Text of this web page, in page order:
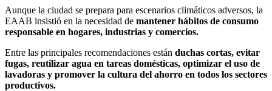
Aunque la ciudad se prepara para escenarios climáticos adversos, la
EAAB insistió en la necesidad de mantener hábitos de consumo
responsable en hogares, industrias y comercios.
Entre las principales recomendaciones están duchas cortas, evitar
fugas, reutilizar agua en tareas domésticas, optimizar el uso de
lavadoras y promover la cultura del ahorro en todos los sectores
productivos.